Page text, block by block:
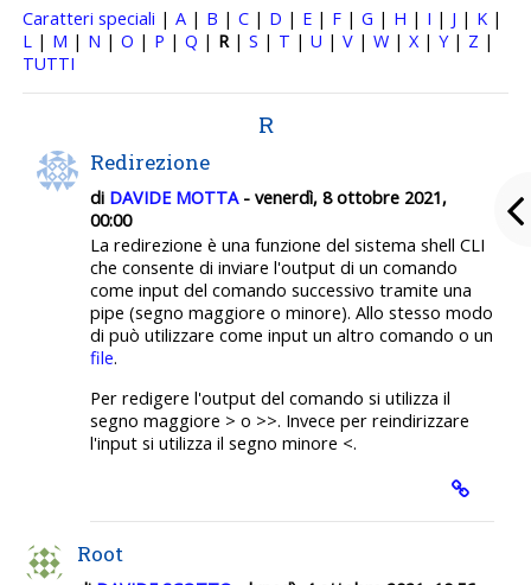
Caratteri speciali |A | B |C | D | E | F |G | H | I | J | K |
L | M | N |O | P |Q | R |S | T |U |V |W |X |Y| Z |
TUTTI
R
Redirezione
di DAVIDE MOTTA- venerdì, 8 ottobre 2021,
00:00
La redirezione è una funzione del sistema shell CLI
che consente di inviare l'output di un comando
come input del comando successivo tramite una
pipe (segno maggiore o minore). Allo stesso modo
di può utilizzare come input un altro comando o un
file.
Per redigere l'output del comando si utilizza il
segno maggiore > o >>. Invece per reindirizzare
l'input si utilizza il segno minore <.
Root